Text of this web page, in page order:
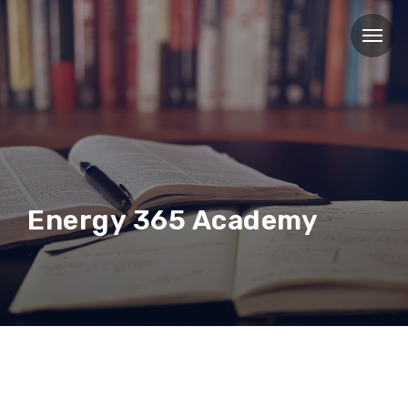
Energy 365 Academy